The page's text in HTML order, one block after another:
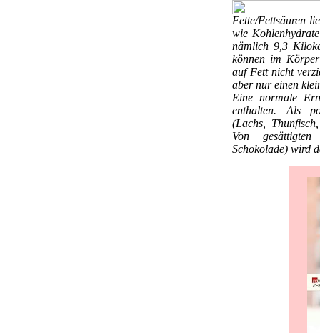
Fette/Fettsäuren
wie
nämlich 9,3
können im
auf Fett nicht
aber nur einen
Eine normale
enthalten. Als
(Lachs,
Von gesättigten
Schokolade) wird